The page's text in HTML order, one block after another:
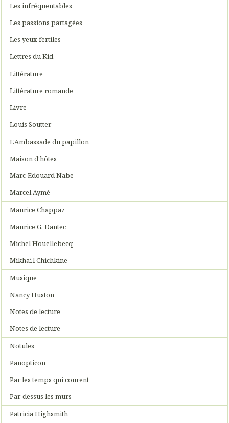
Les infréquentables
Les passions partagées
Les yeux fertiles
Lettres du Kid
Littérature
Littérature romande
Livre
Louis Soutter
L'Ambassade du papillon
Maison d'hôtes
Marc-Edouard Nabe
Marcel Aymé
Maurice Chappaz
Maurice G. Dantec
Michel Houellebecq
Mikhaïl Chichkine
Musique
Nancy Huston
Notes de lecture
Notes de lecture
Notules
Panopticon
Par les temps qui courent
Par-dessus les murs
Patricia Highsmith